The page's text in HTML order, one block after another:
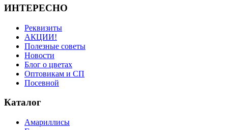
ИНТЕРЕСНО
Реквизиты
АКЦИИ!
Полезные советы
Новости
Блог о цветах
Оптовикам и СП
Посевной
Каталог
Амариллисы